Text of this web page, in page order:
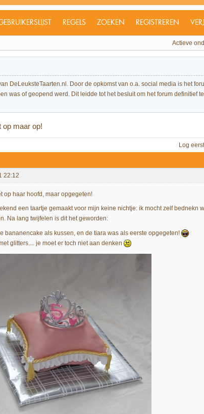
REGELS ZOEKEN REGISTREREN
Actieve
DeLeuksteTaarten.nl. Door de opkomst van o.a. social media is het
was of geopend werd. Dit leidde tot het besluit om het forum definitief
op maar op!
Log
22:12
op haar hoofd, maar opgegeten!
een taartje gemaakt voor mijn keine nichtje: ik mocht zelf bednekn
Na lang twijfelen is dit het geworden:
bananencake als kussen, en de tiara was als eerste opgegeten!
glitters.... je moet er toch niet aan denken